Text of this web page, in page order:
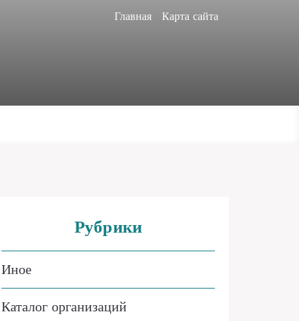
Главная Карта сайта
Рубрики
Иное
Каталог организаций